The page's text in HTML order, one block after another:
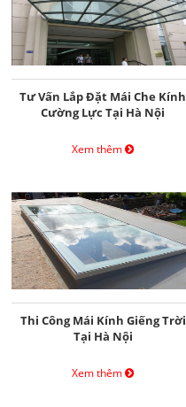
Tư Vấn Lắp Đặt Mái Che Kính
Cường Lực Tại Hà Nội
Xem thêm
Thi Công Mái Kính Giếng Trời
Tại Hà Nội
Xem thêm